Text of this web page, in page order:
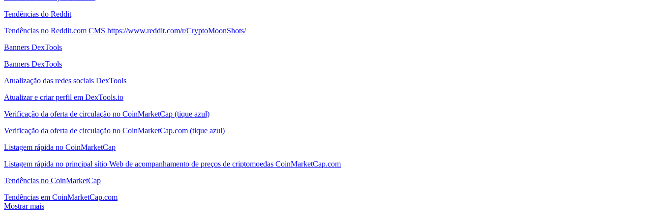
Tendências do Reddit
Tendências no Reddit.com CMS https://www.reddit.com/r/CryptoMoonShots/
Banners DexTools
Banners DexTools
Atualização das redes sociais DexTools
Atualizar e criar perfil em DexTools.io
Verificação da oferta de circulação no CoinMarketCap (tique azul)
Verificação da oferta de circulação no CoinMarketCap.com (tique azul)
Listagem rápida no CoinMarketCap
Listagem rápida no principal sítio Web de acompanhamento de preços de criptomoedas CoinMarketCap.com
Tendências no CoinMarketCap
Tendências em CoinMarketCap.com
Mostrar mais